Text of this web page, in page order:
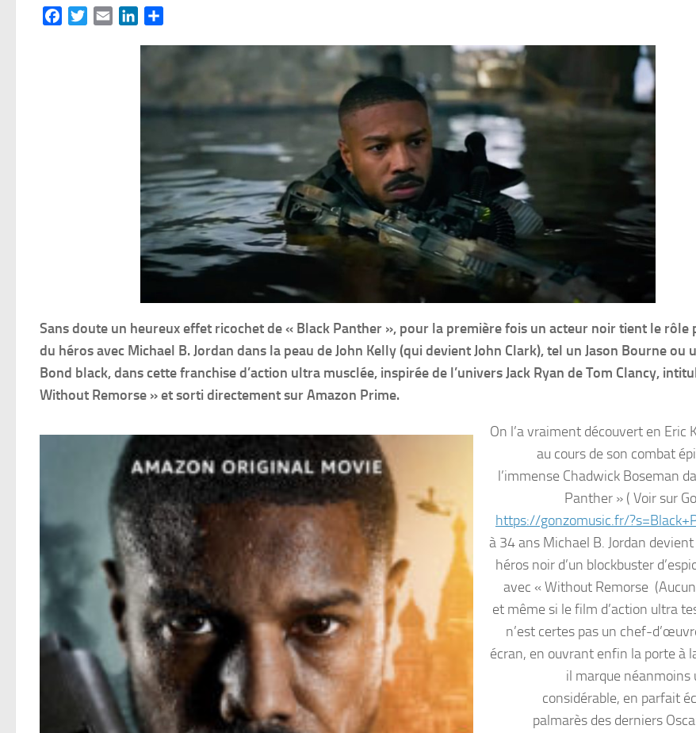
FacebookTwitterEmail LinkedIn
Sans doute un heureux effet ricochet de « Black Panther », pour la première fois un acteur noir tient le rôle
du héros avec Michael B. Jordan dans la peau de John Kelly (qui devient John Clark), tel un Jason Bourne ou
Bond black, dans cette franchise d’action ultra musclée, inspirée de l’univers Jack Ryan de Tom Clancy,
Without Remorse » et sorti directement sur Amazon Prime.
On l’a vraiment découvert en Eric
au cours de son combat
l’immense Chadwick Boseman
Panther » ( Voir sur
https://gonzomusic.fr/
à 34 ans Michael B. Jordan
héros noir d’un blockbuster
avec « Without Remorse
et même si le film d’action ultra
n’est certes pas un chef-
écran, en ouvrant enfin la porte à
il marque néanmoins
considérable, en parfait
palmarès des derniers